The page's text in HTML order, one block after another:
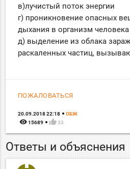
в)лучистый поток энергии
г) проникновение опасных
дыхания в организм человека
д) выделение из облака
раскаленных частиц,
ПОЖАЛОВАТЬСЯ
20.09.2018 22:18 ОБЖ
remove_red_eye 15689 thumb_up 33
Ответы и объяснения